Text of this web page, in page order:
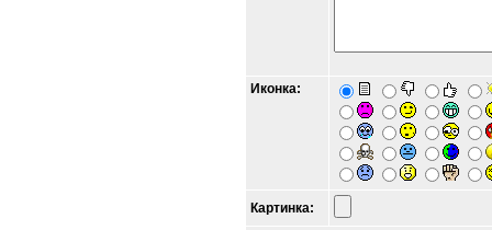
Иконка:
Картинка: